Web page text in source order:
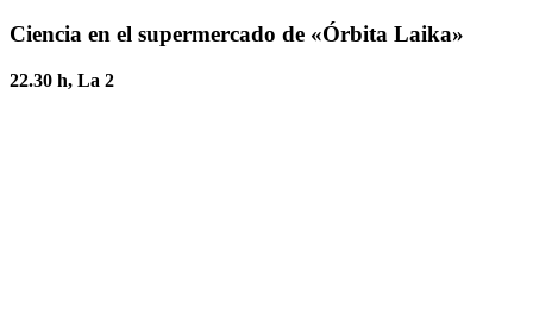
Ciencia en el supermercado de «Órbita Laika»
22.30 h, La 2